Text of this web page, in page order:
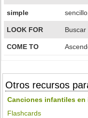
simple
LOOK FOR Buscar
COME TO
Otros recursos
Canciones infantiles en
Flashcards